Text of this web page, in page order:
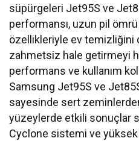
süpürgeleri Jet95S ve
performansı, uzun pil
özellikleriyle ev temizliğini
zahmetsiz hale getirmeyi
performans ve kullanım
Samsung Jet95S ve
sayesinde sert
yüzeylerde etkili sonuçlar
Cyclone sistemi ve